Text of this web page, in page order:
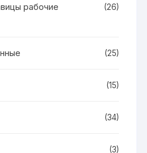
рабочие
(26)
(25)
(15)
(34)
(3)